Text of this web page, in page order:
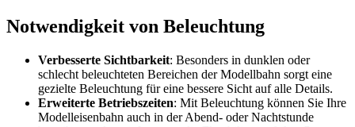
Notwendigkeit von Beleuchtung
Verbesserte Sichtbarkeit: Besonders in dunklen oder
schlecht beleuchteten Bereichen der Modellbahn sorgt eine
gezielte Beleuchtung für eine bessere Sicht auf alle Details.
Erweiterte Betriebszeiten: Mit Beleuchtung können Sie Ihre
Modelleisenbahn auch in der Abend- oder Nachtstunde